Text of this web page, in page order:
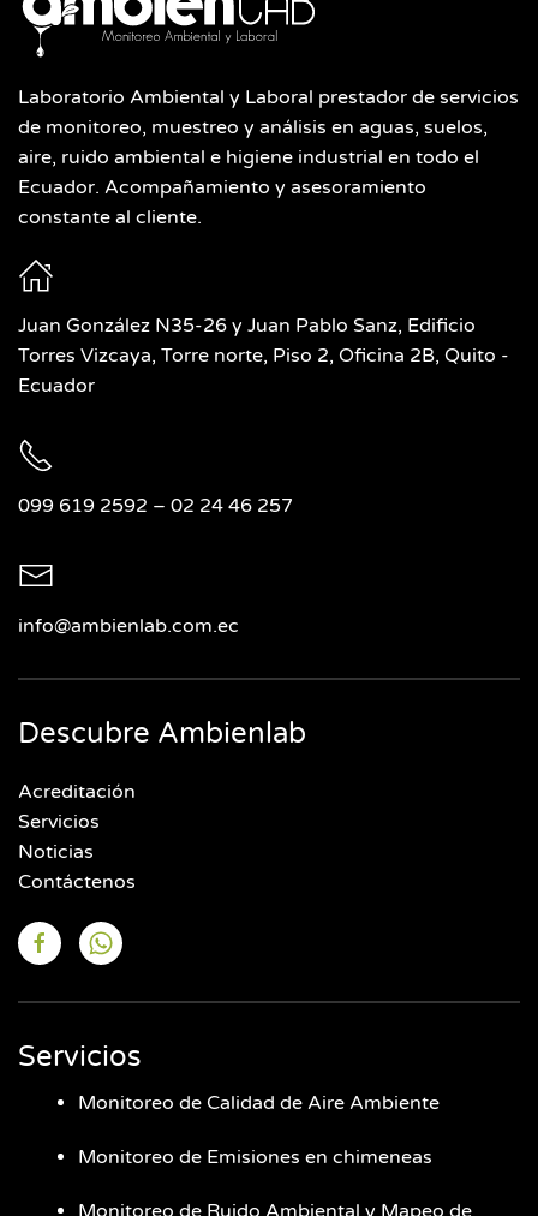
Laboratorio Ambiental y Laboral prestador de servicios
de monitoreo, muestreo y análisis en aguas, suelos,
aire, ruido ambiental e higiene industrial en todo el
Ecuador. Acompañamiento y asesoramiento
constante al cliente.
Juan González N35-26 y Juan Pablo Sanz, Edificio
Torres Vizcaya, Torre norte, Piso 2, Oficina 2B, Quito -
Ecuador
099 619 2592 – 02 24 46 257
info@ambienlab.com.ec
Descubre Ambienlab
Acreditación
Servicios
Noticias
Contáctenos
Servicios
Monitoreo de Calidad de Aire Ambiente
Monitoreo de Emisiones en chimeneas
Monitoreo de Ruido Ambiental y Mapeo de